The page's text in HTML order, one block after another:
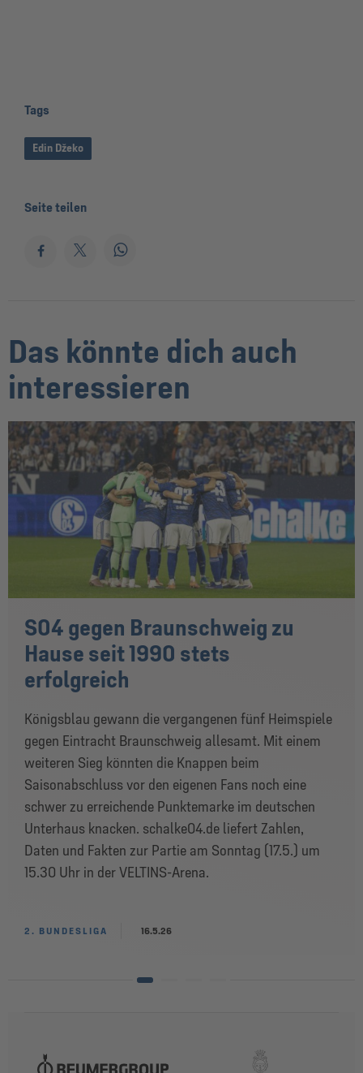
Tags
Edin Džeko
Seite teilen
Das könnte dich auch
interessieren
S04 gegen Braunschweig zu
Hause seit 1990 stets
erfolgreich
Königsblau gewann die vergangenen fünf Heimspiele
gegen Eintracht Braunschweig allesamt. Mit einem
weiteren Sieg könnten die Knappen beim
Saisonabschluss vor den eigenen Fans noch eine
schwer zu erreichende Punktemarke im deutschen
Unterhaus knacken. schalke04.de liefert Zahlen,
Daten und Fakten zur Partie am Sonntag (17.5.) um
15.30 Uhr in der VELTINS-Arena.
2. BUNDESLIGA 16.5.26